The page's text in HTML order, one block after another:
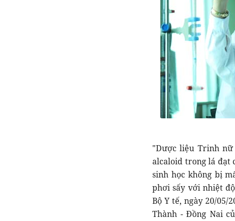
"Dược liệu Trinh
alcaloid trong lá đạt
sinh học không bị
phơi sấy với nhiệt
Bộ Y tế, ngày 20/05/
Thành - Đồng Nai